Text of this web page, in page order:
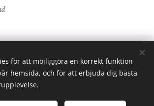
Nordic AB, VATnr SE559250124001,
BOX 2013, 800 02 Gävle
Cookies
för att möjliggöra en korrekt funktion
hemsida, och för att erbjuda dig bästa